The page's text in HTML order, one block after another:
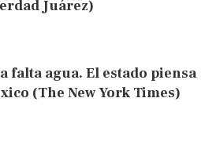
Juárez)
falta agua. El estado piensa
(The New York Times)